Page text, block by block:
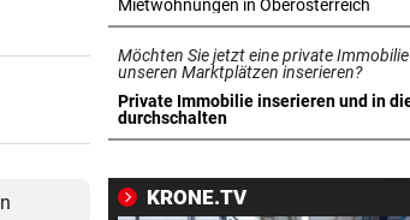
OFT WENIGER GESCHÄFT vor 15
Wirte mit Hitze-Einbußen:
liegen am See“
NEUER TAXIVERMITTLER
nach Linz bringt
Mietwohnungen in Oberösterreich
Möchten Sie jetzt eine private
unseren Marktplätzen inserieren?
Private Immobilie inserieren und in
durchschalten
in neuem Tab öffnen
KRONE.TV